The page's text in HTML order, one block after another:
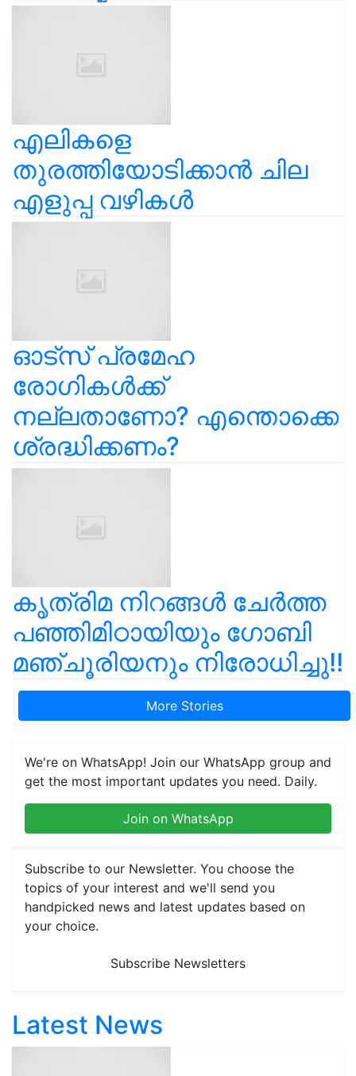
എലികളെ
തുരത്തിയോടിക്കാൻ ചില
എളുപ്പ വഴികൾ
ഓട്സ് പ്രമേഹ
രോഗികൾക്ക്
നല്ലതാണോ? എന്തൊക്കെ
ശ്രദ്ധിക്കണം?
കൃത്രിമ നിറങ്ങൾ ചേർത്ത
പഞ്ഞിമിഠായിയും ഗോബി
മഞ്ചൂരിയനും നിരോധിച്ചു!!
More Stories
We're on WhatsApp! Join our WhatsApp group and
get the most important updates you need. Daily.
Join on WhatsApp
Subscribe to our Newsletter. You choose the
topics of your interest and we'll send you
handpicked news and latest updates based on
your choice.
Subscribe Newsletters
Latest News